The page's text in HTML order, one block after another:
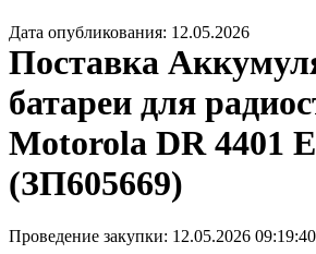
Дата опубликования: 12.05.2026
Поставка
батареи для
Motorola DR 4401 E
(ЗП605669)
Проведение закупки: 12.05.2026